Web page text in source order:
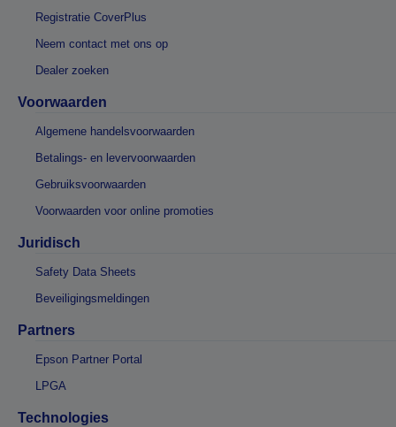
Registratie CoverPlus
Neem contact met ons op
Dealer zoeken
Voorwaarden
Algemene handelsvoorwaarden
Betalings- en levervoorwaarden
Gebruiksvoorwaarden
Voorwaarden voor online promoties
Juridisch
Safety Data Sheets
Beveiligingsmeldingen
Partners
Epson Partner Portal
LPGA
Technologies